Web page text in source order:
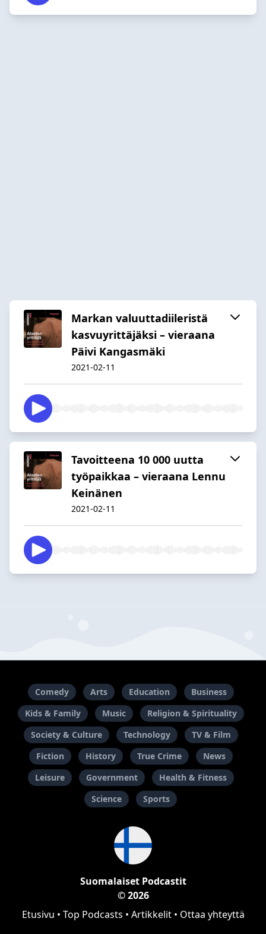
Markan valuuttadiileristä
kasvuyrittäjäksi – vieraana
Päivi Kangasmäki
2021-02-11
Tavoitteena 10 000 uutta
työpaikkaa – vieraana Lennu
Keinänen
2021-02-11
Comedy Arts Education
Business
Kids & Family
Music
Religion & Spirituality
Society & Culture
Technology
TV & Film
Fiction
History True Crime
News
Leisure
Government
Health & Fitness
Science
Sports
Suomalaiset Podcastit
© 2026
Etusivu • Top Podcasts • Artikkelit• Ottaa yhteyttä